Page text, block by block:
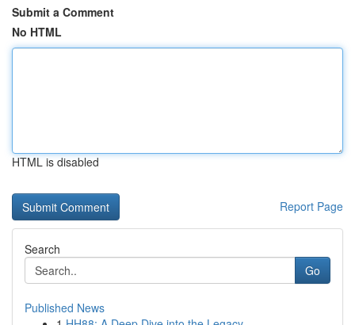
Submit a Comment
No HTML
HTML is disabled
Report Page
Search
Go
Published News